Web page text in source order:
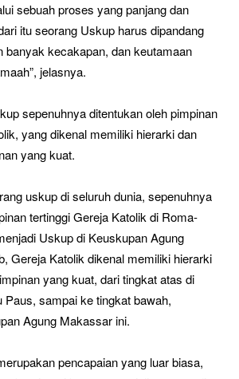
sebuah proses yang panjang dan
itu seorang Uskup harus dipandang
banyak kecakapan, dan keutamaan
jelasnya.
sepenuhnya ditentukan oleh pimpinan
yang dikenal memiliki hierarki dan
yang kuat.
uskup di seluruh dunia, sepenuhnya
tertinggi Gereja Katolik di Roma-
Uskup di Keuskupan Agung
Gereja Katolik dikenal memiliki hierarki
yang kuat, dari tingkat atas di
Paus, sampai ke tingkat bawah,
Agung Makassar ini.
pencapaian yang luar biasa,